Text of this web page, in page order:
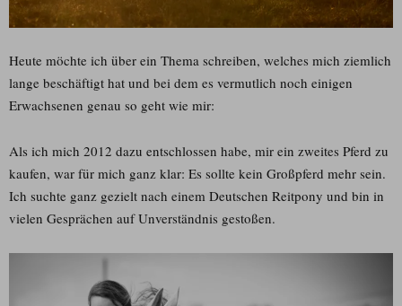
Heute möchte ich über ein Thema schreiben, welches mich ziemlich
lange beschäftigt hat und bei dem es vermutlich noch einigen
Erwachsenen genau so geht wie mir:
Als ich mich 2012 dazu entschlossen habe, mir ein zweites Pferd zu
kaufen, war für mich ganz klar: Es sollte kein Großpferd mehr sein.
Ich suchte ganz gezielt nach einem Deutschen Reitpony und bin in
vielen Gesprächen auf Unverständnis gestoßen.